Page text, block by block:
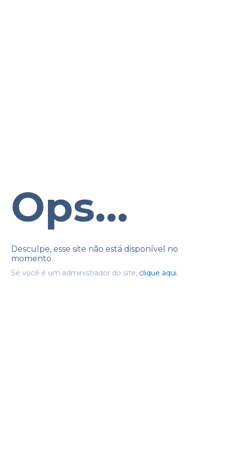
Ops...
Desculpe, esse site não está disponível no
momento.
Se você é um administrador do site, clique aqui.